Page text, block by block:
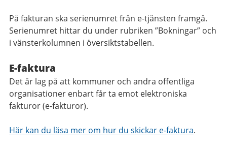
På fakturan ska serienumret från e-tjänsten framgå.
Serienumret hittar du under rubriken ”Bokningar” och
i vänsterkolumnen i översiktstabellen.
E-faktura
Det är lag på att kommuner och andra offentliga
organisationer enbart får ta emot elektroniska
fakturor (e-fakturor).
Här kan du läsa mer om hur du skickar e-faktura.